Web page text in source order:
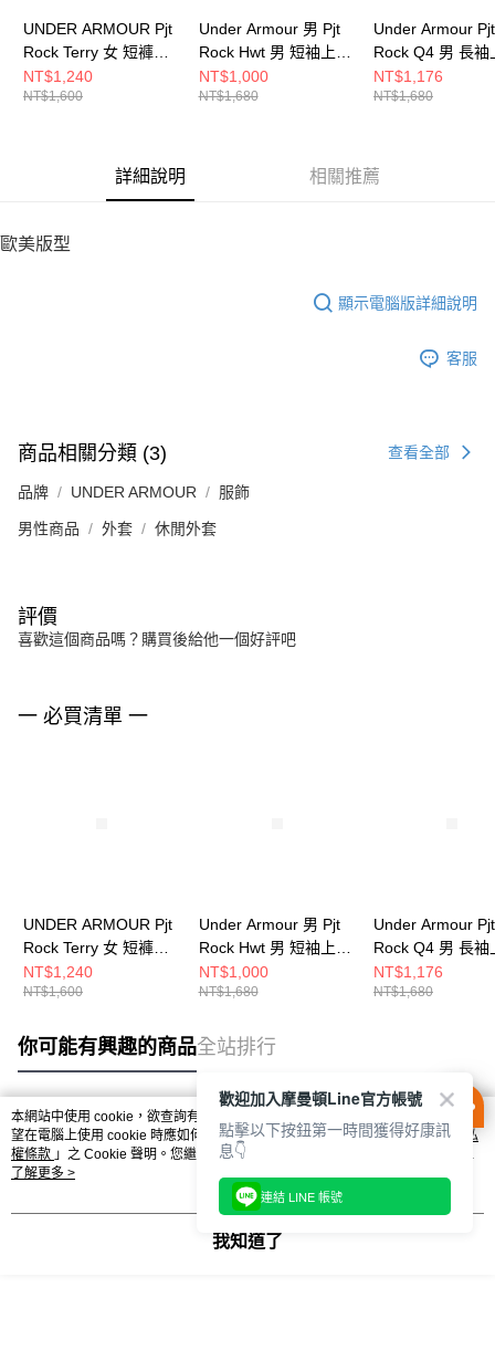
UNDER ARMOUR Pjt
Rock Terry 女 短褲
1389337-001
NT$1,240
NT$1,600
Under Armour 男 Pjt
Rock Hwt 男 短袖上衣
1389950-100
NT$1,000
NT$1,680
Under Armour Pjt
Rock Q4 男 長袖
6005014-308
NT$1,176
NT$1,680
詳細說明 相關推薦
歐美版型
顯示電腦版詳細說明
客服
商品相關分類 (3) 查看全部
品牌 UNDER ARMOUR 服飾
男性商品 外套 休閒外套
評價
喜歡這個商品嗎？購買後給他一個好評吧
一 必買清單 一
UNDER ARMOUR Pjt
Rock Terry 女 短褲
1389337-001
NT$1,240
NT$1,600
Under Armour 男 Pjt
Rock Hwt 男 短袖上衣
1389950-100
NT$1,000
NT$1,680
Under Armour Pjt
Rock Q4 男 長袖
6005014-308
NT$1,176
NT$1,680
你可能有興趣的商品全站排行
熱門標籤
本網站中使用 cookie，欲查詢有關本網站使用 cookie 方式之詳情，及若您不希
望在電腦上使用 cookie 時應如何變更電腦的 cookie 設定，請參閱本網站「
隱私
權條款 」之 Cookie 聲明。您繼續使用本網站即表示您同意本公司得按本網站使
用條款之 Cookie 聲明使用 cookie。
了解更多 >
我知道了
歡迎加入摩曼頓Line官方帳號
點擊以下按鈕第一時間獲得好康訊
息👇
連結 LINE 帳號